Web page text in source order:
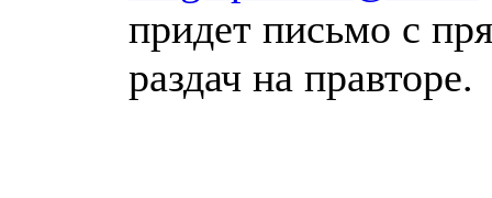
придет письмо с
раздач на правторе.